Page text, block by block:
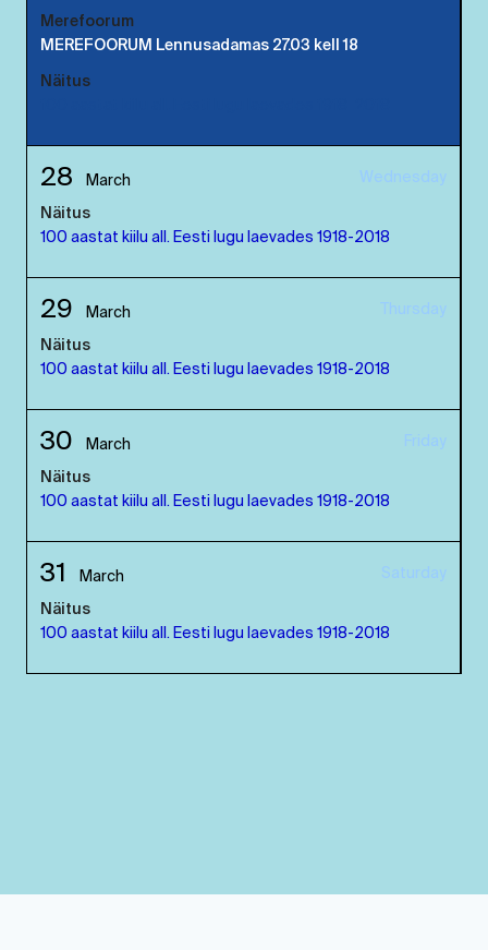
Merefoorum
MEREFOORUM Lennusadamas 27.03 kell 18
Näitus
28 March Wednesday
Näitus
100 aastat kiilu all. Eesti lugu laevades 1918-2018
29 March Thursday
Näitus
100 aastat kiilu all. Eesti lugu laevades 1918-2018
30 March Friday
Näitus
100 aastat kiilu all. Eesti lugu laevades 1918-2018
31 March Saturday
Näitus
100 aastat kiilu all. Eesti lugu laevades 1918-2018